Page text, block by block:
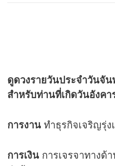
ดูดวงรายวันประจำวันจั
สำหรับท่านที่เกิดวันอังคา
การงาน ทำธุรกิจเจริญรุ่ง
การเงิน การเจรจาทางด้